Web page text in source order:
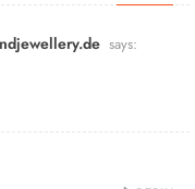
says: